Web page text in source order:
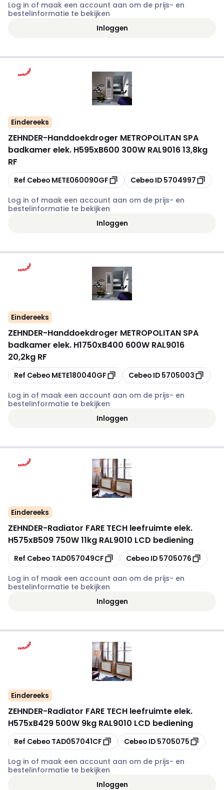
Log in of maak een account aan om de prijs- en
bestelinformatie te bekijken
Inloggen
Eindereeks
ZEHNDER-Handdoekdroger METROPOLITAN SPA
badkamer elek. H595xB600 300W RAL9016 13,8kg
RF
Kopiëren
Ref Cebeo METE060090GF Kopiëren
Cebeo ID 5704997
Log in of maak een account aan om de prijs- en
bestelinformatie te bekijken
Inloggen
Eindereeks
ZEHNDER-Handdoekdroger METROPOLITAN SPA
badkamer elek. H1750xB400 600W RAL9016
20,2kg RF
Kopiëren
Ref Cebeo METE180040GF Kopiëren
Cebeo ID 5705003
Log in of maak een account aan om de prijs- en
bestelinformatie te bekijken
Inloggen
Eindereeks
ZEHNDER-Radiator FARE TECH leefruimte elek.
H575xB509 750W 11kg RAL9010 LCD bediening
Kopiëren
Ref Cebeo TAD057049CF Kopiëren
Cebeo ID 5705076
Log in of maak een account aan om de prijs- en
bestelinformatie te bekijken
Inloggen
Eindereeks
ZEHNDER-Radiator FARE TECH leefruimte elek.
H575xB429 500W 9kg RAL9010 LCD bediening
Kopiëren
Ref Cebeo TAD057041CF Kopiëren
Cebeo ID 5705075
Log in of maak een account aan om de prijs- en
bestelinformatie te bekijken
Inloggen